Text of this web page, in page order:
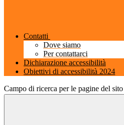
Contatti
Dove siamo
Per contattarci
Dichiarazione accessibilità
Obiettivi di accessibilità 2024
Campo di ricerca per le pagine del sito